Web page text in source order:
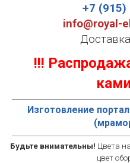
+7 (915)
info@royal-
!!!
Изготовление
Будьте внимательны! Цвета
цвет